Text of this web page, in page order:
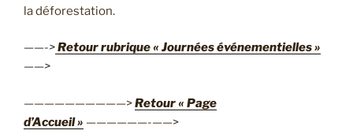
la déforestation.
——->Retour rubrique « Journées événementielles »
——>
——————————>Retour « Page
d’Accueil » ——————-——>